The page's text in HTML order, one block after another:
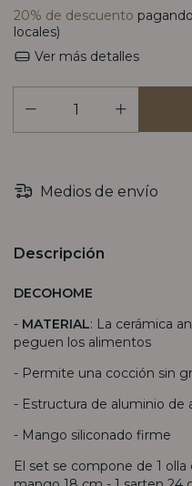
20% de descuento
locales)
Ver más detalles
Medios de envío
Descripción
DECOHOME
- MATERIAL: La cerámica
peguen los alimentos
- Permite una cocción sin
- Estructura de aluminio de
- Mango siliconado firme
El set se compone de 1 olla